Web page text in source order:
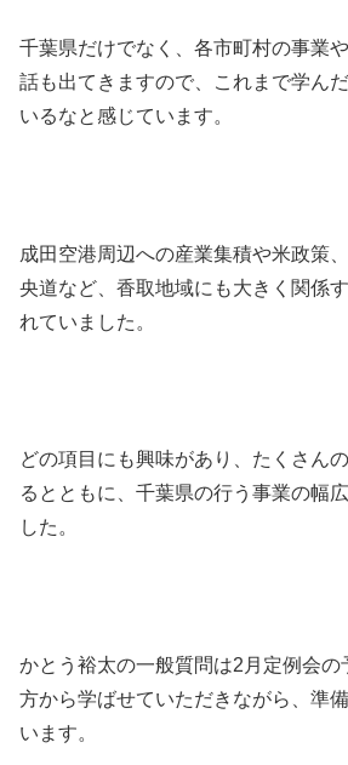
千葉県だけでなく、各市町村の事業
話も出てきますので、これまで学ん
いるなと感じています。
成田空港周辺への産業集積や米政策
央道など、香取地域にも大きく関係
れていました。
どの項目にも興味があり、たくさん
るとともに、千葉県の行う事業の幅
した。
かとう裕太の一般質問は2月定例会の
方から学ばせていただきながら、準
います。